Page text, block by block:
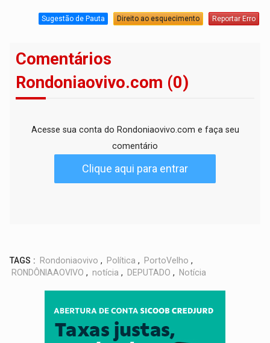
Sugestão de Pauta Direito ao esquecimento Reportar Erro
Comentários
Rondoniaovivo.com (0)
Acesse sua conta do Rondoniaovivo.com e faça seu
comentário
Clique aqui para entrar
TAGS : Rondoniaovivo , Política , PortoVelho ,
RONDÔNIAAOVIVO , notícia , DEPUTADO , Notícia